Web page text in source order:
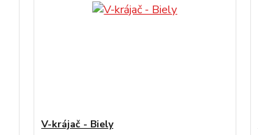
V-krájač - Biely